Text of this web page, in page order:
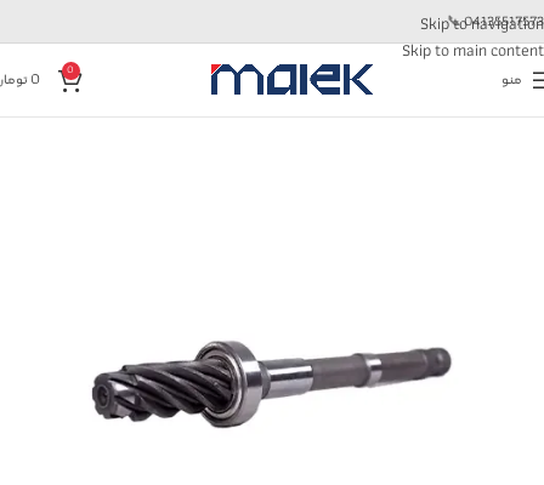
Skip to navigation
Skip to main content
04135517573
📞
منو 0
0